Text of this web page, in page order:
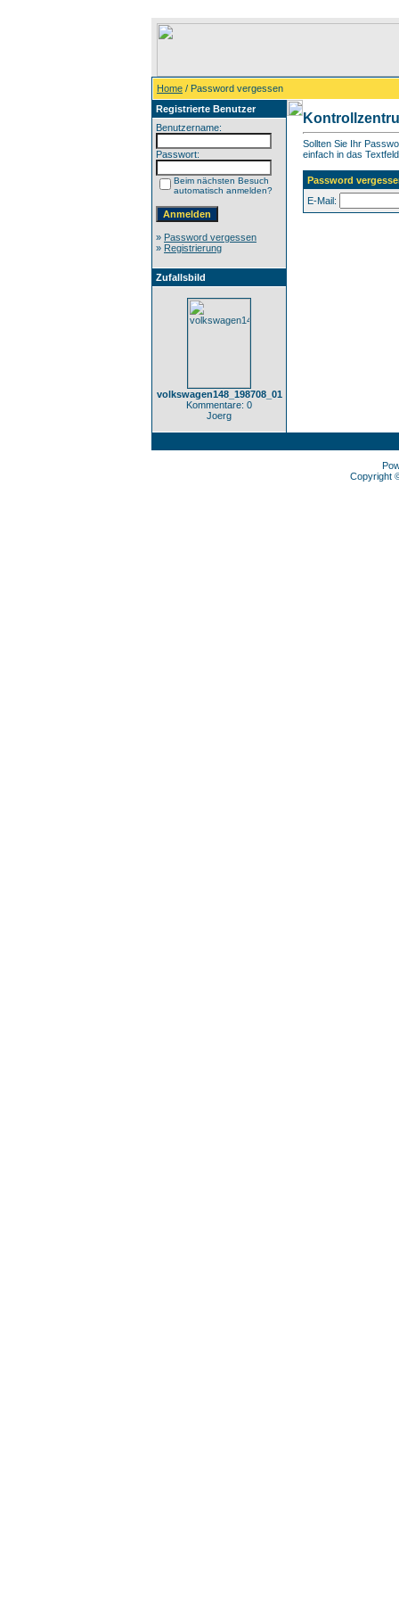
Home / Password vergessen
Registrierte Benutzer
Benutzername:
Passwort:
Beim nächsten Besuch
automatisch anmelden?
» Password vergessen
» Registrierung
Zufallsbild
volkswagen148_198708_01
Kommentare: 0
Joerg
Sollten Sie Ihr
einfach in das
Password
E-Mail:
Copyright